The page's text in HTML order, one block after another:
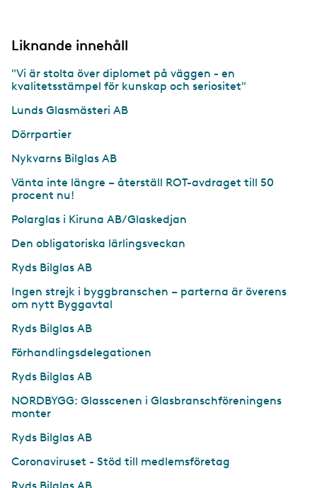
Liknande innehåll
"Vi är stolta över diplomet på väggen - en
kvalitetsstämpel för kunskap och seriositet"
Lunds Glasmästeri AB
Dörrpartier
Nykvarns Bilglas AB
Vänta inte längre – återställ ROT-avdraget till 50
procent nu!
Polarglas i Kiruna AB/Glaskedjan
Den obligatoriska lärlingsveckan
Ryds Bilglas AB
Ingen strejk i byggbranschen – parterna är överens
om nytt Byggavtal
Ryds Bilglas AB
Förhandlingsdelegationen
Ryds Bilglas AB
NORDBYGG: Glasscenen i Glasbranschföreningens
monter
Ryds Bilglas AB
Coronaviruset - Stöd till medlemsföretag